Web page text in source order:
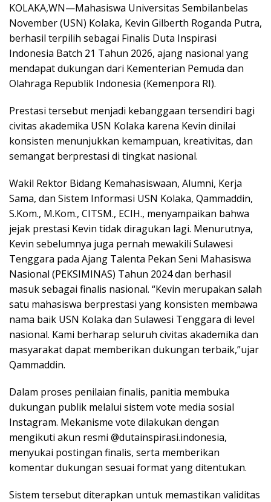
KOLAKA,WN—Mahasiswa Universitas Sembilanbelas
November (USN) Kolaka, Kevin Gilberth Roganda Putra,
berhasil terpilih sebagai Finalis Duta Inspirasi
Indonesia Batch 21 Tahun 2026, ajang nasional yang
mendapat dukungan dari Kementerian Pemuda dan
Olahraga Republik Indonesia (Kemenpora RI).
Prestasi tersebut menjadi kebanggaan tersendiri bagi
civitas akademika USN Kolaka karena Kevin dinilai
konsisten menunjukkan kemampuan, kreativitas, dan
semangat berprestasi di tingkat nasional.
Wakil Rektor Bidang Kemahasiswaan, Alumni, Kerja
Sama, dan Sistem Informasi USN Kolaka, Qammaddin,
S.Kom., M.Kom., CITSM., ECIH., menyampaikan bahwa
jejak prestasi Kevin tidak diragukan lagi. Menurutnya,
Kevin sebelumnya juga pernah mewakili Sulawesi
Tenggara pada Ajang Talenta Pekan Seni Mahasiswa
Nasional (PEKSIMINAS) Tahun 2024 dan berhasil
masuk sebagai finalis nasional. “Kevin merupakan salah
satu mahasiswa berprestasi yang konsisten membawa
nama baik USN Kolaka dan Sulawesi Tenggara di level
nasional. Kami berharap seluruh civitas akademika dan
masyarakat dapat memberikan dukungan terbaik,”ujar
Qammaddin.
Dalam proses penilaian finalis, panitia membuka
dukungan publik melalui sistem vote media sosial
Instagram. Mekanisme vote dilakukan dengan
mengikuti akun resmi @dutainspirasi.indonesia,
menyukai postingan finalis, serta memberikan
komentar dukungan sesuai format yang ditentukan.
Sistem tersebut diterapkan untuk memastikan validitas